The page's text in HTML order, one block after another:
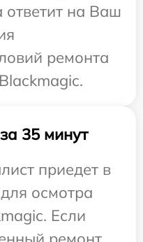
ответит на Ваш
ремонта
35 минут
приедет в
осмотра
Если